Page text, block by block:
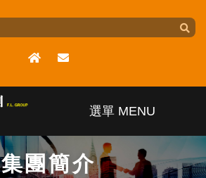
選單 MENU
集團簡介
集團簡介